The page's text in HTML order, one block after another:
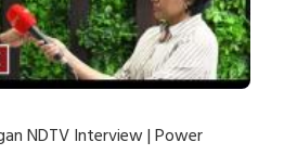
NDTV Interview | Power